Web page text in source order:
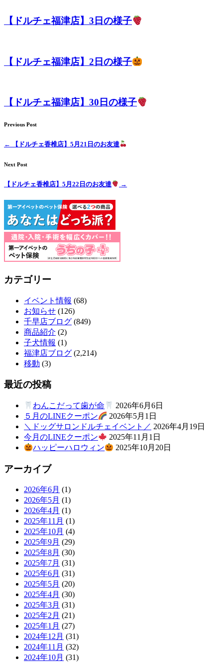
｜
ッ
ト
ロ
ン・
ペ
ッ
ト
ホ
【ドルチェ福津店】3日の様子
【ドルチェ福津店】2日の様子
【ドルチェ福津店】30日の様子
Previous Post
← 【ドルチェ香椎店】5月21日のお友達
Next Post
【ドルチェ香椎店】5月22日のお友達 →
カテゴリー
イベント情報 (68)
お知らせ (126)
千早店ブログ (849)
商品紹介 (2)
子犬情報 (1)
福津店ブログ (2,214)
移動 (3)
最近の投稿
わんこだって歯が命
2026年6月6日
５月のLINEクーポン
2026年5月1日
＼ドッグサロンドルチェイベント／ 2026年4月19日
今月のLINEクーポン
2025年11月1日
ハッピーハロウィン
2025年10月20日
アーカイブ
2026年6月 (1)
2026年5月 (1)
2026年4月 (1)
2025年11月 (1)
2025年10月 (4)
2025年9月 (29)
2025年8月 (30)
2025年7月 (31)
2025年6月 (31)
2025年5月 (20)
2025年4月 (30)
2025年3月 (31)
2025年2月 (21)
2025年1月 (27)
2024年12月 (31)
2024年11月 (32)
2024年10月 (31)